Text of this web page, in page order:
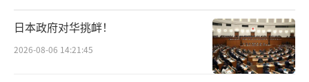
日本政府对华挑衅！
2026-08-06 14:21:45